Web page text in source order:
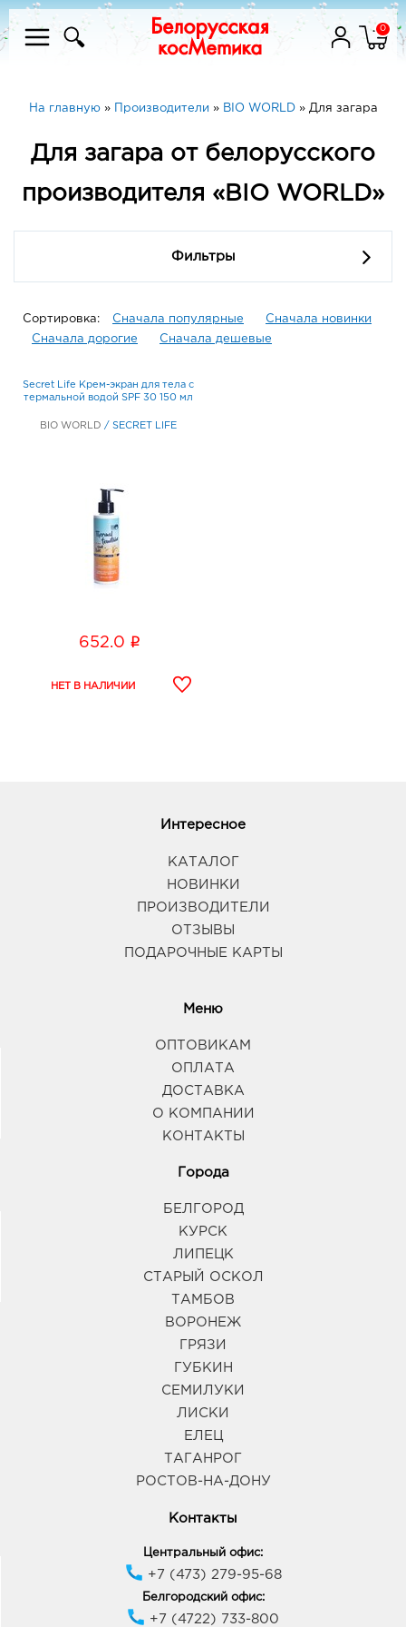
0
На главную» Производители » BIO WORLD» Для загара
Для загара от белорусского
производителя «BIO WORLD»
Фильтры
Сортировка: Сначала популярные
Сначала новинки
Сначала дорогие
Сначала дешевые
Secret Life Крем-экран для тела с
термальной водой SPF 30 150 мл
BIO WORLD / SECRET LIFE
652.0 i
Интересное
КАТАЛОГ
НОВИНКИ
ПРОИЗВОДИТЕЛИ
ОТЗЫВЫ
ПОДАРОЧНЫЕ КАРТЫ
Меню
ОПТОВИКАМ
ОПЛАТА
ДОСТАВКА
О КОМПАНИИ
КОНТАКТЫ
Города
БЕЛГОРОД
КУРСК
ЛИПЕЦК
СТАРЫЙ ОСКОЛ
ТАМБОВ
ВОРОНЕЖ
ГРЯЗИ
ГУБКИН
СЕМИЛУКИ
ЛИСКИ
ЕЛЕЦ
ТАГАНРОГ
РОСТОВ-НА-ДОНУ
Контакты
Центральный офис:
+7 (473) 279-95-68
Белгородский офис:
+7 (4722) 733-800